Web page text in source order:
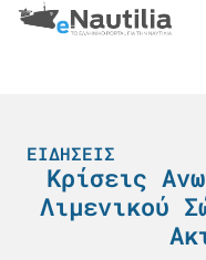
ΕΙΔΉΣΕΙΣ
Κρίσεις
Λιμενικού